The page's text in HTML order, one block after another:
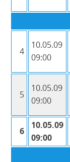
4
10.05.09
09:00
5
10.05.09
09:00
6
10.05.09
09:00